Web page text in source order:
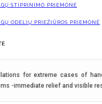
STIPRINIMO PRIEMONĖ
ODELIŲ PRIEŽIŪROS PRIEMONĖ
for extreme cases of
-immediate relief and visible